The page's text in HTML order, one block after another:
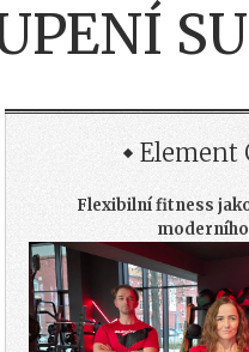
Element
Flexibilní fitness